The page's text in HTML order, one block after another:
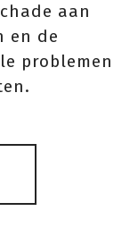
aan
en de
problemen